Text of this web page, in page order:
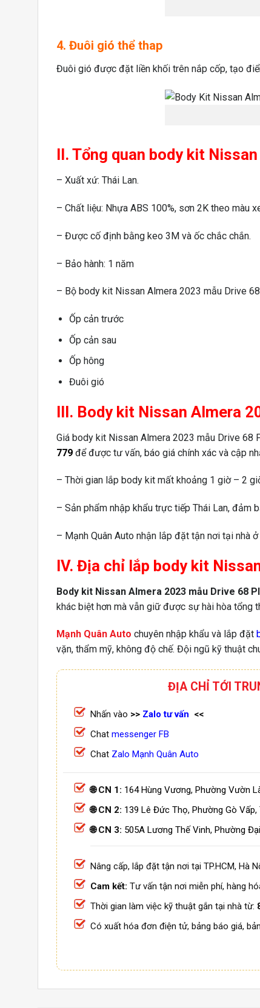
4. Đuôi gió thể thap
Đuôi gió được đặt liền khối trên nắp cốp, tạo
II. Tổng quan body kit
– Xuất xứ: Thái Lan.
– Chất liệu: Nhựa ABS 100%, sơn 2K theo màu
– Được cố định bằng keo 3M và ốc chắc chắn.
– Bảo hành: 1 năm
– Bộ body kit Nissan Almera 2023 mẫu Drive
Ốp cản trước
Ốp cản sau
Ốp hông
Đuôi gió
III. Body kit Nissan Almera
Giá body kit Nissan Almera 2023 mẫu Drive 68
779 để được tư vấn, báo giá chính xác và cập
– Thời gian lắp body kit mất khoảng 1 giờ – 2
– Sản phẩm nhập khẩu trực tiếp Thái Lan, đảm
– Mạnh Quân Auto nhận lắp đặt tận nơi tại nhà
IV. Địa chỉ lắp body kit
Body kit Nissan Almera 2023 mẫu Drive 68
khác biệt hơn mà vẫn giữ được sự hài hòa tổng
Mạnh Quân Auto chuyên nhập khẩu và lắp đặt
vặn, thẩm mỹ, không độ chế. Đội ngũ kỹ thuật
ĐỊA CHỈ TỚI
Nhấn vào >> Zalo tư vấn <<
Chat messenger FB
Chat Zalo Mạnh Quân Auto
🌐 CN 1: 164 Hùng Vương, Phường Vườn
🌐 CN 2: 139 Lê Đức Thọ, Phường Gò Vấp,
🌐 CN 3: 505A Lương Thế Vinh, Phường
Nâng cấp, lắp đặt tận nơi tại TP.HCM, Hà
Cam kết: Tư vấn tận nơi miễn phí, hàng
Thời gian làm việc kỹ thuật gắn tại nhà từ:
Có xuất hóa đơn điện tử, bảng báo giá,